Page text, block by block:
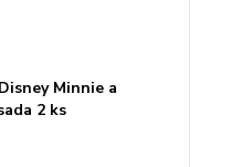
Minnie a
2 ks